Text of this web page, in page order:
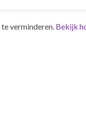
verminderen. Bekijk